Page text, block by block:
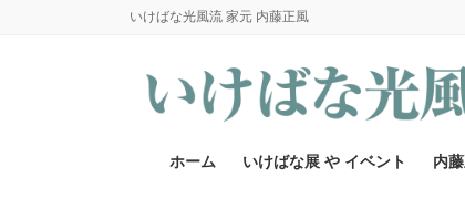
いけばな光風流 家元 内藤正風
ホーム いけばな展 や イベント 内